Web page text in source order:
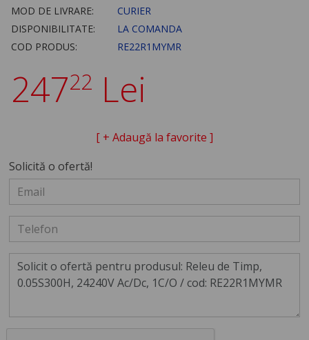
MOD DE LIVRARE:
CURIER
DISPONIBILITATE:
LA COMANDA
COD PRODUS:
RE22R1MYMR
24722 Lei
[ + Adaugă la favorite ]
Solicită o ofertă!